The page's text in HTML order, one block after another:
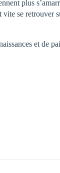
plus
se
et de